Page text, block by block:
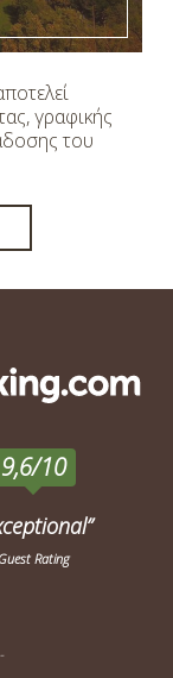
γραφικής
του
9,6/10
Guest Rating